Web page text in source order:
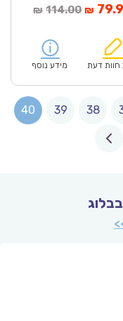
₪ 114.00המחיר
היה:
₪
חוות דעת מידע נוסף
38
39
40